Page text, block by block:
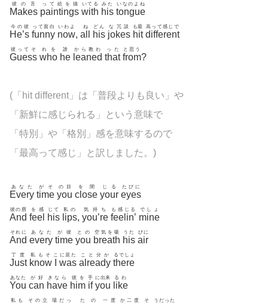
Makes
彼の舌
paintings
って絵を描
with
いてる
his
みた
tongue
いなのよね
He’s
今の彼
funny
って面白
now
いわよ
, all
ね
his
どん
jokes
な冗談
hit
も最
different
高って感じで
Guess
彼ってそ
who
れを
he
誰
leaned
から教わ
that
った
from
と思う
?
(「hit different」は「普段よりも良い」や
「新鮮に感じられる」という意味で
「特別」や「格別」感を意味するので
「最高って感じ」と訳しました。)
Every
あなた
time
がそ
you
の目
close
を閉
your
じる
eyes
たびに
And
彼の唇
feel
を感
his
じて
lips
私の
, you’re
気持ち
feelin’
も感じる
mine
でしょ
And
それに
every
あなた
time
が彼
you
との
breath
空気を吸
his
うた
air
びに
Just
丁度
know
私もそ こ
was
に居た
already
こと分か
there
るでしょ
You
あなた
can
が好
have
きなら
him
彼を
if
手
you
に出来
like
るわ
私も その立 場だっ たの 一度 か二度 そ うだった